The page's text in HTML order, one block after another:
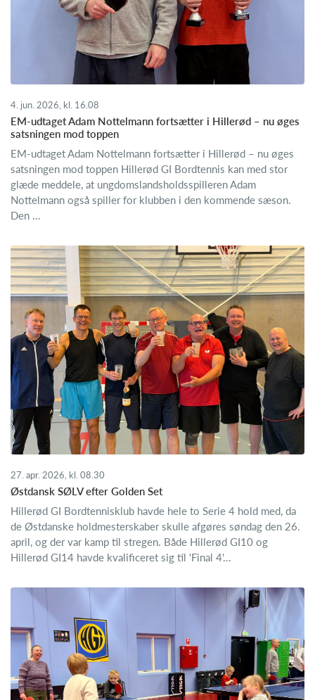
4. jun. 2026, kl. 16.08
​EM-udtaget Adam Nottelmann fortsætter i Hillerød – nu øges
satsningen mod toppen
EM-udtaget Adam Nottelmann fortsætter i Hillerød – nu øges
satsningen mod toppen Hillerød GI Bordtennis kan med stor
glæde meddele, at ungdomslandsholdsspilleren Adam
Nottelmann også spiller for klubben i den kommende sæson.
Den ...
27. apr. 2026, kl. 08.30
Østdansk SØLV efter Golden Set
Hillerød GI Bordtennisklub havde hele to Serie 4 hold med, da
de Østdanske holdmesterskaber skulle afgøres søndag den 26.
april, og der var kamp til stregen. Både Hillerød GI10 og
Hillerød GI14 havde kvalificeret sig til 'Final 4'...